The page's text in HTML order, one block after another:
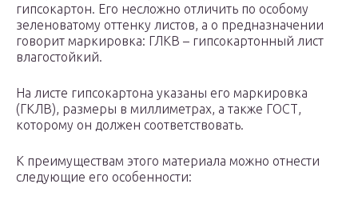
гипсокартон. Его несложно отличить по особому
зеленоватому оттенку листов, а о предназначении
говорит маркировка: ГЛКВ – гипсокартонный лист
влагостойкий.
На листе гипсокартона указаны его маркировка
(ГКЛВ), размеры в миллиметрах, а также ГОСТ,
которому он должен соответствовать.
К преимуществам этого материала можно отнести
следующие его особенности: